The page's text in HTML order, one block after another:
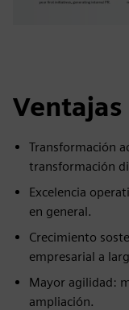
Ventajas
Transformación
transformación
Excelencia
en general.
Crecimiento
empresarial a
Mayor agilidad:
ampliación.